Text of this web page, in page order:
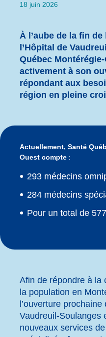
18 juin 2026
À l’aube de l a fin de
l’Hôpital de
Québec
activement à son
répondant aux
région en pleine
Actuellement, Santé
Ouest compte :
293 médecins
284 médecins
Pour un total de
Afin de répondre à la
la population en
l’ouverture prochaine
Vaudreuil-Soulanges
nouveaux services